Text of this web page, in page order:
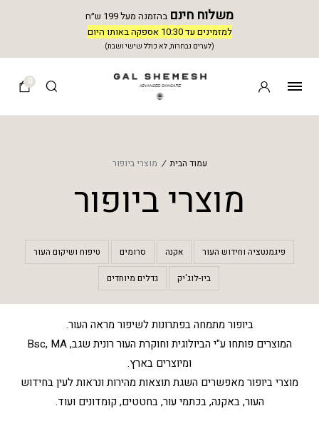
משלוח חינם בהזמנה מעל 199 ש״ח
למזמינים עד 10:30 אספקה באותו היום
(לערים נבחרות, לא כולל שישי ושבת)
0
עמוד הבית / מוצרי ביופור
מוצרי ביופור
פיגמנטציה וחידוש העור אקנה סרומים טיפוח ושיקום העור
ביו-לוג'יק גדלים מיוחדים
ביופור מתמחה בפתרונות לשיפור מראה העור.
המוצרים פותחו ע"י הביולוגית וחוקרת העור רונית שגב, Bsc, MA
ומיוצרים בארץ.
מוצרי ביופור מאפשרים השגת תוצאות מהירות ונראות לעין בחידוש
העור, באקנה, בכתמי עור, בחטטים, קומדונים ועוד.